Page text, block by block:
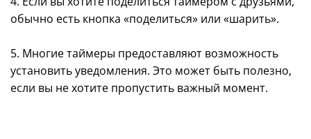
обычно есть кнопка «поделиться» или «шарить».
5. Многие таймеры предоставляют возможность
установить уведомления. Это может быть полезно,
если вы не хотите пропустить важный момент.